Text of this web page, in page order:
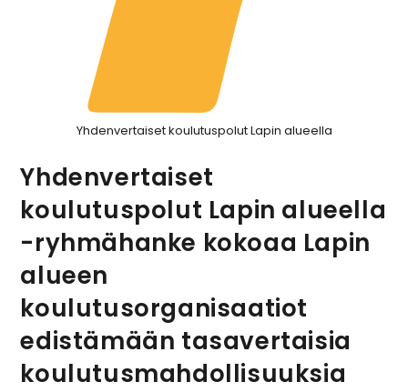
Yhdenvertaiset koulutuspolut Lapin alueella
Yhdenvertaiset
koulutuspolut Lapin alueella
-ryhmähanke kokoaa Lapin
alueen
koulutusorganisaatiot
edistämään tasavertaisia
koulutusmahdollisuuksia